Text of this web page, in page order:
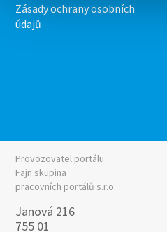
Zásady ochrany osobních
údajů
Provozovatel portálu
Fajn skupina
pracovních portálů s.r.o.
Janová 216
755 01